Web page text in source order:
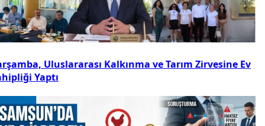
Uluslararası Kalkınma ve Tarım Zirvesine Ev
Yaptı